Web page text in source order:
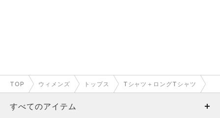
TOP ウィメンズ トップス Tシャツ＋ロングTシャツ
すべてのアイテム